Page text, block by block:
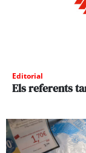
Editorial
Els referents